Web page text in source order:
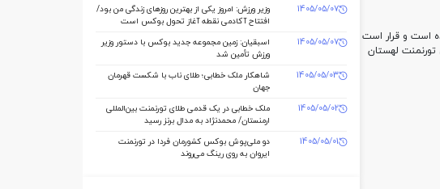
است و قرار است
تورنمنت لهستان
1405/05/07
وزیر ورزش: امروز یکی از بهترین روزهای زندگی من بود/
افتتاح آکادمی نقطه آغاز تحول بوکس است
1405/05/07
اسبقیان: زمین مجموعه جدید بوکس با دستور وزیر
ورزش تأمین شد
1405/05/03
شاهکار ملک‌ خطابی؛ طلای ناب با شکست قهرمان
جهان
1405/05/02
ملک‌ خطابی در یک قدمی طلای تورنمنت بین‌المللی
ارمنستان/ محمدنژاد به مدال برنز رسید
1405/05/01
دو ملی‌پوش بوکس کشورمان فردا در تورنمنت
ایروان به روی رینگ می‌روند